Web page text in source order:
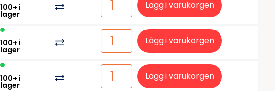
100+ i
lager
Lägg i varukorgen
100+ i
lager
Lägg i varukorgen
100+ i
lager
Lägg i varukorgen